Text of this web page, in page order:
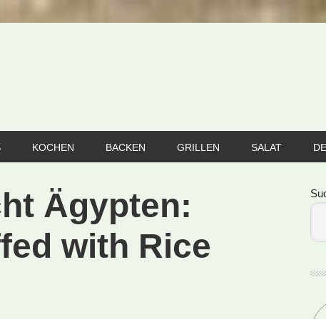
KOCHEN BACKEN GRILLEN SALAT
Ägypten:
with Rice